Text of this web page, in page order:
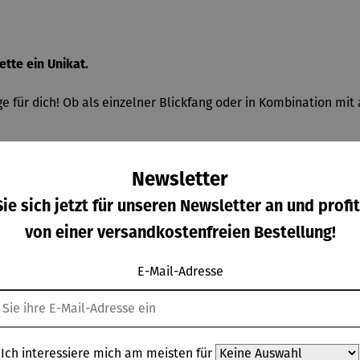
ein Unikat.
für dich! Ob als einzelner Blickfang oder in Kombination
rungskettchen dann insgesamt auf 45cm.
Neben bunten Rocailles, haben wir Miyuki Delica
Charakteristiken. Wir verwenden nur AA-AAA Qualiäten,
wird speziell für dich nach Bestelleingang angefertigt,
Newsletter
sich jetzt für unseren Newsletter an und
von einer versandkostenfreien Bestellung!
E-Mail-Adresse
Ich interessiere mich am meisten für